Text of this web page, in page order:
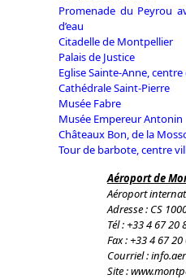
Promenade du Peyrou
d’eau
Citadelle de Montpellier
Palais de Justice
Eglise Sainte-Anne,
Cathédrale Saint-Pierre
Musée Fabre
Musée Empereur Antonin
Châteaux Bon, de la
Tour de barbote, centre
Aéroport de
Aéroport
Adresse : CS
Tél : +33 4 67 20
Fax : +33 4 67
Courriel :
Site :